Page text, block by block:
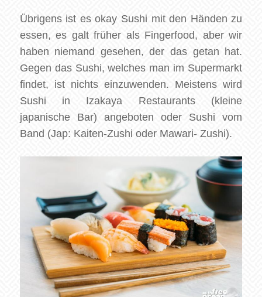
Übrigens ist es okay Sushi mit den Händen zu
essen, es galt früher als Fingerfood, aber wir
haben niemand gesehen, der das getan hat.
Gegen das Sushi, welches man im Supermarkt
findet, ist nichts einzuwenden. Meistens wird
Sushi in Izakaya Restaurants (kleine
japanische Bar) angeboten oder Sushi vom
Band (Jap: Kaiten-Zushi oder Mawari- Zushi).